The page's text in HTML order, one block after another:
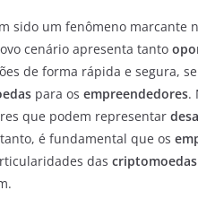
sido um fenômeno marcante
cenário apresenta tanto
de forma rápida e segura,
para os empreendedores.
que podem representar
é fundamental que os
das criptomoedas